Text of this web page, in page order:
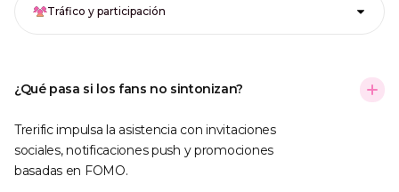
Tráfico y participación
¿Qué pasa si los fans no sintonizan?
Trerific impulsa la asistencia con invitaciones
sociales, notificaciones push y promociones
basadas en FOMO.